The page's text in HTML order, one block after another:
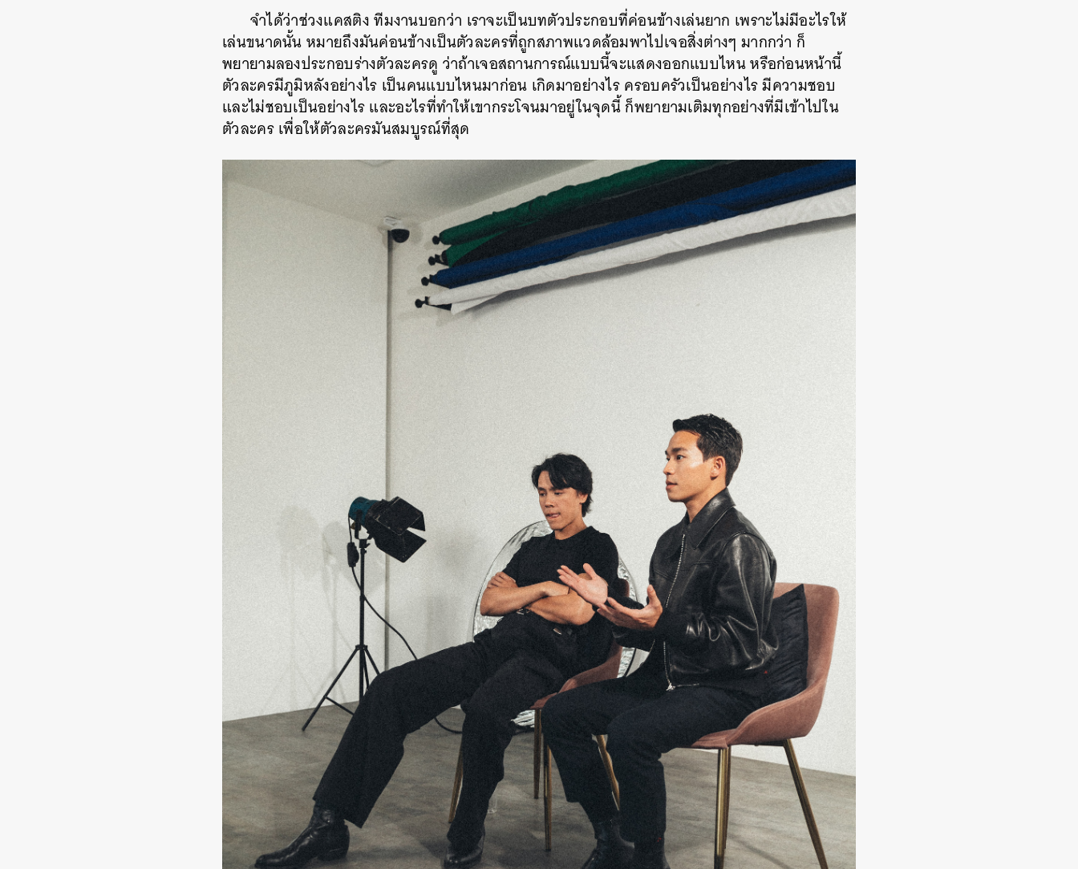
จำได้ว่าช่วงแคสติง ทีมงานบอกว่า เราจะเป็นบทตัวประกอบที่ค่อนข้างเล่นยาก เพราะไม่มีอะไรให้
เล่นขนาดนั้น หมายถึงมันค่อนข้างเป็นตัวละครที่ถูกสภาพแวดล้อมพาไปเจอสิ่งต่างๆ มากกว่า ก็
พยายามลองประกอบร่างตัวละครดู ว่าถ้าเจอสถานการณ์แบบนี้จะแสดงออกแบบไหน หรือก่อนหน้านี้
ตัวละครมีภูมิหลังอย่างไร เป็นคนแบบไหนมาก่อน เกิดมาอย่างไร ครอบครัวเป็นอย่างไร มีความชอบ
และไม่ชอบเป็นอย่างไร และอะไรที่ทำให้เขากระโจนมาอยู่ในจุดนี้ ก็พยายามเติมทุกอย่างที่มีเข้าไปใน
ตัวละคร เพื่อให้ตัวละครมันสมบูรณ์ที่สุด